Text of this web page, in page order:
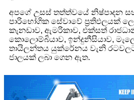
අපගේ උසස් තත්ත්වයේ නිෂ්පාදන
පාරිභෝගික සේවාවේ ප්‍රතිඵලයක්
කැනඩාව, ඇමරිකාව, එක්සත්
කොලොම්බියාව, ඉන්දුනීසියාව,
තායිලන්තය යුක්රේනය වැනි
ජාලයක් ලබා ගෙන ඇත.